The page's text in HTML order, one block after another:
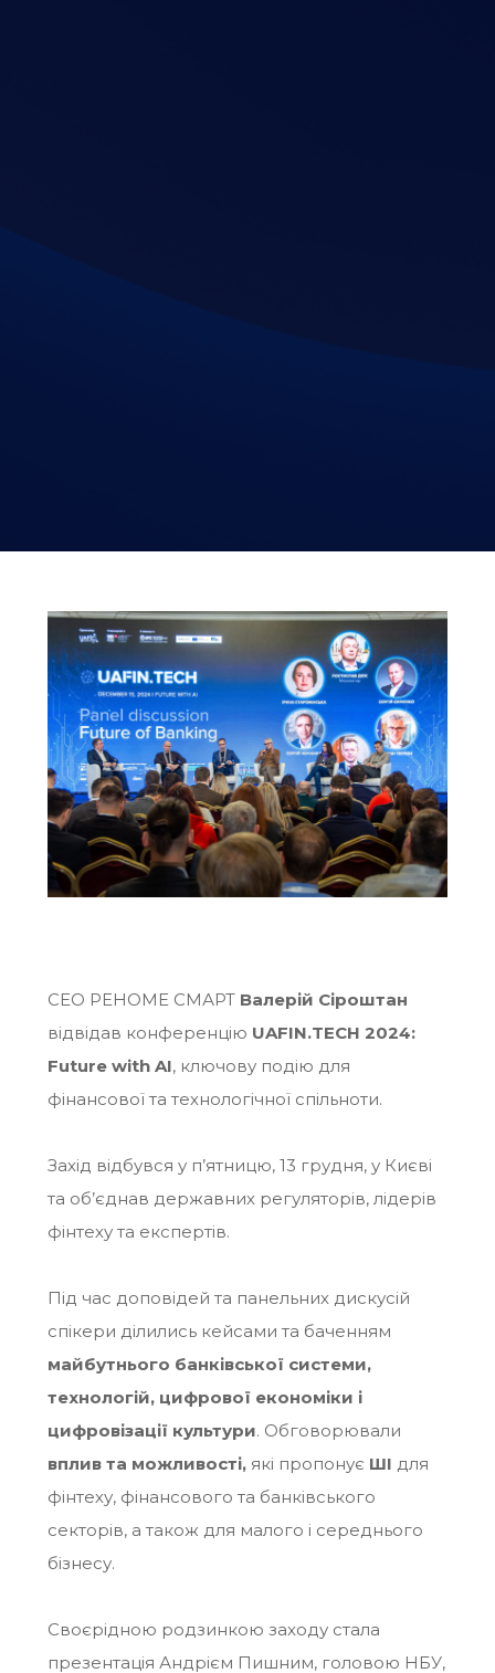
CEO РЕНОМЕ СМАРТ Валерій Сіроштан
відвідав конференцію UAFIN.TECH 2024:
Future with AI, ключову подію для
фінансової та технологічної спільноти.
Захід відбувся у п’ятницю, 13 грудня, у Києві
та об’єднав державних регуляторів, лідерів
фінтеху та експертів.
Під час доповідей та панельних дискусій
спікери ділились кейсами та баченням
майбутнього банківської системи,
технологій, цифрової економіки і
цифровізації культури. Обговорювали
вплив та можливості,які пропонує ШІ для
фінтеху, фінансового та банківського
секторів, а також для малого і середнього
бізнесу.
Своєрідною родзинкою заходу стала
презентація Андрієм Пишним, головою НБУ,